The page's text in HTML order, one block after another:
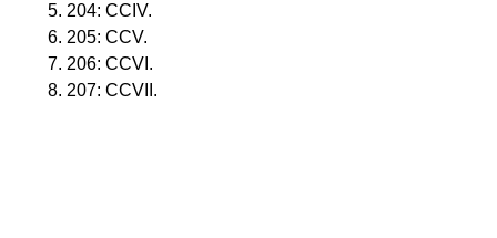
204: CCIV.
205: CCV.
206: CCVI.
207: CCVII.